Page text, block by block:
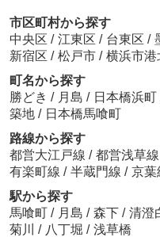
市区町村から探す
中央区 / 江東区 / 台東区 /
新宿区 / 松戸市 / 横浜市港
町名から探す
勝どき / 月島 / 日本橋浜町
築地 / 日本橋馬喰町
路線から探す
都営大江戸線 / 都営浅草線
有楽町線 / 半蔵門線 / 京葉
駅から探す
馬喰町 / 月島 / 森下 / 清澄
菊川
/ 八丁堀 / 浅草橋